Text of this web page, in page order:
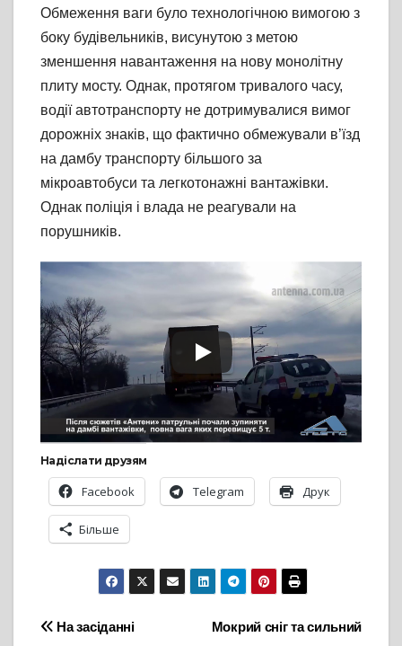
Обмеження ваги було технологічною вимогою з
боку будівельників, висунутою з метою
зменшення навантаження на нову монолітну
плиту мосту. Однак, протягом тривалого часу,
водії автотранспорту не дотримувалися вимог
дорожніх знаків, що фактично обмежували в’їзд
на дамбу транспорту більшого за
мікроавтобуси та легкотонажні вантажівки.
Однак поліція і влада не реагували на
порушників.
Надіслати друзям
Facebook Telegram Друк
Більше
Навігація
Мокрий сніг та сильний
На засіданні